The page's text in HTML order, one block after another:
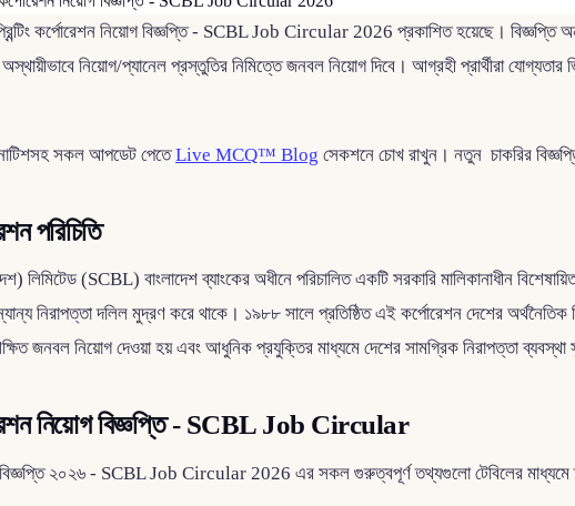
কর্পোরেশন নিয়োগ বিজ্ঞপ্তি - SCBL Job Circular 2026 প্রকাশিত হয়েছে। বিজ্ঞপ্তি
নিয়োগ/প্যানেল প্রস্তুতির নিমিত্তে জনবল নিয়োগ দিবে। আগ্রহী প্রার্থীরা
নোটিশসহ সকল আপডেট পেতেLive MCQ™ Blog সেকশনে চোখ রাখুন। নতুন চাকরির
পরিচিতি
লিমিটেড (SCBL) বাংলাদেশ ব্যাংকের অধীনে পরিচালিত একটি সরকারি মালিকানাধীন
নিরাপত্তা দলিল মুদ্রণ করে থাকে। ১৯৮৮ সালে প্রতিষ্ঠিত এই কর্পোরেশন দেশের
জনবল নিয়োগ দেওয়া হয় এবং আধুনিক প্রযুক্তির মাধ্যমে দেশের সামগ্রিক নিরাপত্তা
নিয়োগ বিজ্ঞপ্তি - SCBL Job Circular
বিজ্ঞপ্তি ২০২৬ - SCBL Job Circular 2026 এর সকল গুরুত্বপূর্ণ তথ্যগুলো টেবিলের